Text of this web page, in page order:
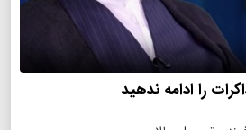
را ادامه ندهید